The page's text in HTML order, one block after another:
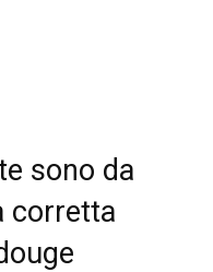
sono da
corretta